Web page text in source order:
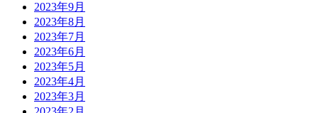
2023年9月
2023年8月
2023年7月
2023年6月
2023年5月
2023年4月
2023年3月